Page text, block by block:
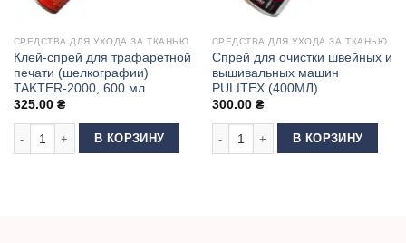
СРЕДСТВА ДЛЯ УХОДА ЗА ТКАНЬЮ
Клей-спрей для трафаретной
печати (шелкографии)
TAKTER-2000, 600 мл
325.00 ₴
Количество товара Клей-спрей для трафаретной печати
В КОРЗИНУ
СРЕДСТВА ДЛЯ УХОДА ЗА ТКАНЬЮ
Спрей для очистки швейных и
вышивальных машин
PULITEX (400МЛ)
300.00 ₴
Количество товара Спрей для
В КОРЗИНУ